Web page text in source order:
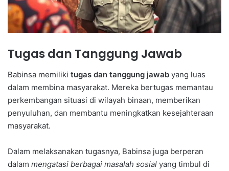
Tugas dan Tanggung Jawab
Babinsa memiliki tugas dan tanggung jawab yang luas
dalam membina masyarakat. Mereka bertugas memantau
perkembangan situasi di wilayah binaan, memberikan
penyuluhan, dan membantu meningkatkan kesejahteraan
masyarakat.
Dalam melaksanakan tugasnya, Babinsa juga berperan
dalam mengatasi berbagai masalah sosial yang timbul di